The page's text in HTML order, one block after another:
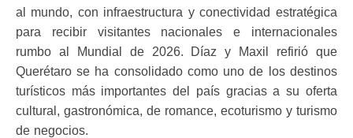
al mundo, con infraestructura y conectividad estratégica
para recibir visitantes nacionales e internacionales
rumbo al Mundial de 2026. Díaz y Maxil refirió que
Querétaro se ha consolidado como uno de los destinos
turísticos más importantes del país gracias a su oferta
cultural, gastronómica, de romance, ecoturismo y turismo
de negocios.